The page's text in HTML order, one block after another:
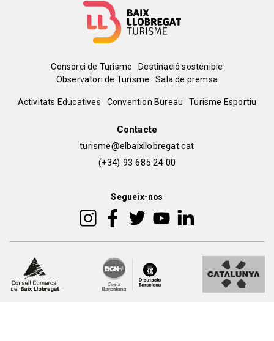
Menú
del
Consorci de Turisme
Destinació sostenible
Observatori de Turisme
Sala de premsa
Peu
Activitats Educatives Convention Bureau Turisme Esportiu
Contacte
turisme@elbaixllobregat.cat
(+34) 93 685 24 00
Segueix-nos